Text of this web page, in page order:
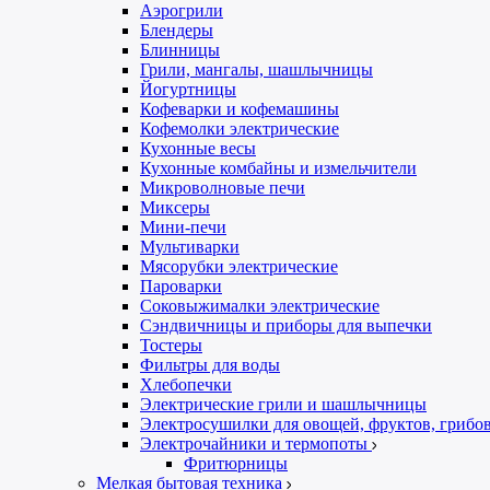
Аэрогрили
Блендеры
Блинницы
Грили, мангалы, шашлычницы
Йогуртницы
Кофеварки и кофемашины
Кофемолки электрические
Кухонные весы
Кухонные комбайны и измельчители
Микроволновые печи
Миксеры
Мини-печи
Мультиварки
Мясорубки электрические
Пароварки
Соковыжималки электрические
Сэндвичницы и приборы для выпечки
Тостеры
Фильтры для воды
Хлебопечки
Электрические грили и шашлычницы
Электросушилки для овощей, фруктов,
Электрочайники и термопоты
Фритюрницы
Мелкая бытовая техника